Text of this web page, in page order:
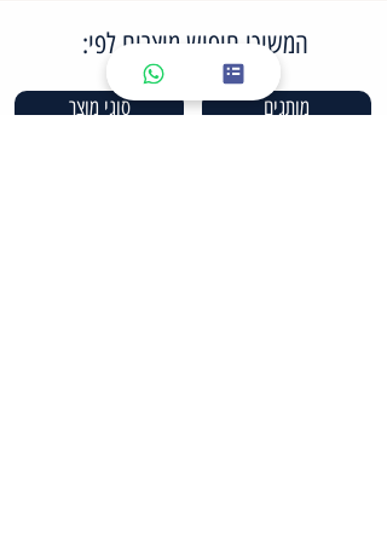
המשיכי חיפוש מוצרים לפי:
מותגים סוגי מוצר